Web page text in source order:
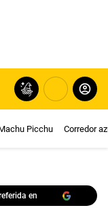
Picchu Corredor
en